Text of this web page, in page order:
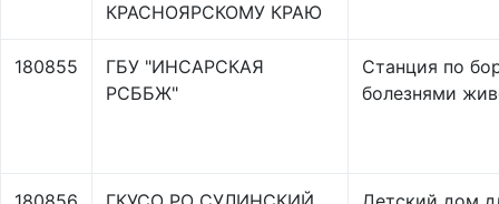
КРАСНОЯРСКОМУ КРАЮ
180855
ГБУ "ИНСАРСКАЯ
РСББЖ"
Станция по
болезнями